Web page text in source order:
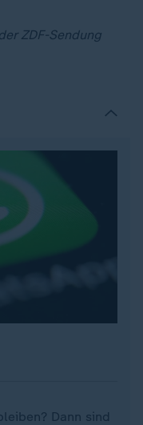
ZDF-Sendung
Dann sind